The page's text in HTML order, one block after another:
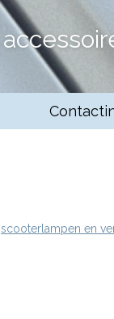
scooterlampen en